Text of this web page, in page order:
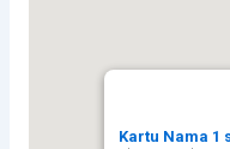
Kartu Nama 1